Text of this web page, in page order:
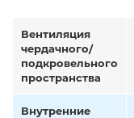
Вентиляция
чердачного/
подкровельного
пространства
Внутренние